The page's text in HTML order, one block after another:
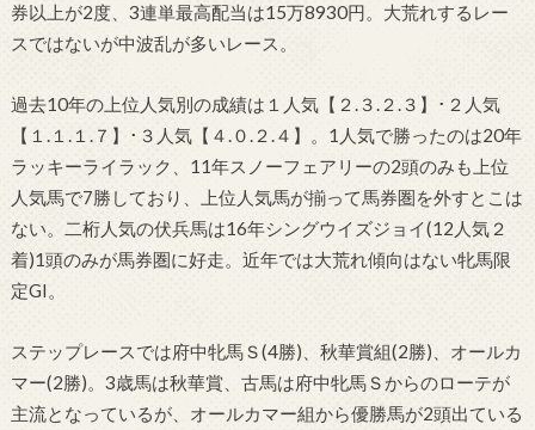
券以上が2度、3連単最高配当は15万8930円。大荒れするレー
スではないが中波乱が多いレース。
過去10年の上位人気別の成績は１人気【２.３.２.３】･２人気
【１.１.１.７】･３人気【４.０.２.４】。1人気で勝ったのは20年
ラッキーライラック、11年スノーフェアリーの2頭のみも上位
人気馬で7勝しており、上位人気馬が揃って馬券圏を外すとこは
ない。二桁人気の伏兵馬は16年シングウイズジョイ(12人気２
着)1頭のみが馬券圏に好走。近年では大荒れ傾向はない牝馬限
定GI。
ステップレースでは府中牝馬Ｓ(4勝)、秋華賞組(2勝)、オールカ
マー(2勝)。3歳馬は秋華賞、古馬は府中牝馬Ｓからのローテが
主流となっているが、オールカマー組から優勝馬が2頭出ている